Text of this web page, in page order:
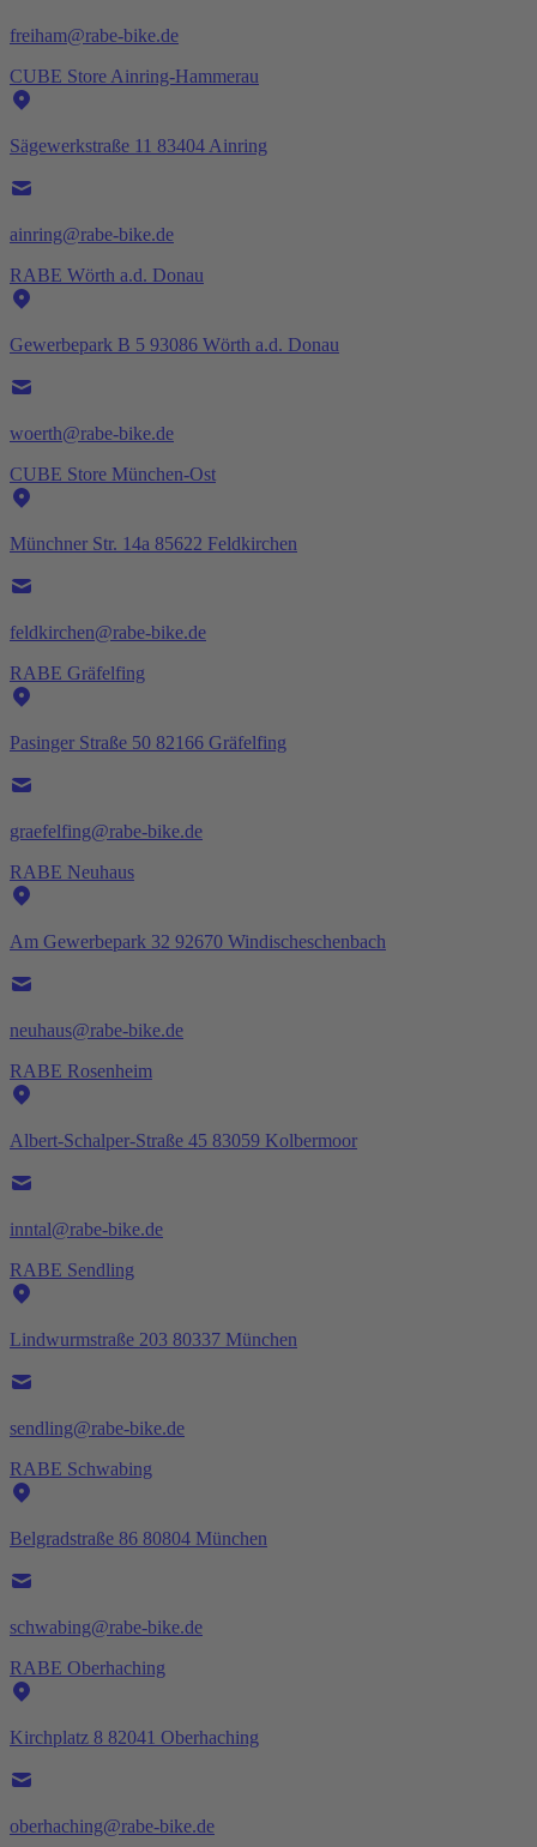
freiham@rabe-bike.de
CUBE Store Ainring-Hammerau
Sägewerkstraße 11 83404 Ainring
ainring@rabe-bike.de
RABE Wörth a.d. Donau
Gewerbepark B 5 93086 Wörth a.d. Donau
woerth@rabe-bike.de
CUBE Store München-Ost
Münchner Str. 14a 85622 Feldkirchen
feldkirchen@rabe-bike.de
RABE Gräfelfing
Pasinger Straße 50 82166 Gräfelfing
graefelfing@rabe-bike.de
RABE Neuhaus
Am Gewerbepark 32 92670 Windischeschenbach
neuhaus@rabe-bike.de
RABE Rosenheim
Albert-Schalper-Straße 45 83059 Kolbermoor
inntal@rabe-bike.de
RABE Sendling
Lindwurmstraße 203 80337 München
sendling@rabe-bike.de
RABE Schwabing
Belgradstraße 86 80804 München
schwabing@rabe-bike.de
RABE Oberhaching
Kirchplatz 8 82041 Oberhaching
oberhaching@rabe-bike.de